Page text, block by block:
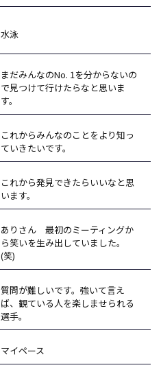
水泳
まだみんなのNo. 1を分からないの
で見つけて行けたらなと思いま
す。
これからみんなのことをより知っ
ていきたいです。
これから発見できたらいいなと思
います。
ありさん 最初のミーティングか
ら笑いを生み出していました。
(笑)
質問が難しいです。強いて言え
ば、観ている人を楽しませられる
選手。
マイペース